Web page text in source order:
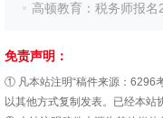
高顿教育：税务师报
免责声明：
① 凡本站注明“稿件来源：6296
以其他方式复制发表。已经本站